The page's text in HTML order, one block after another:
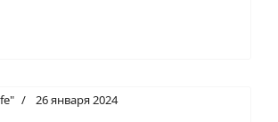
26 января 2024